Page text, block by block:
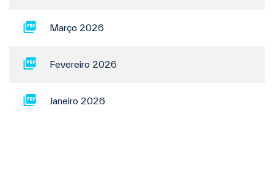
Março 2026
Fevereiro 2026
Janeiro 2026